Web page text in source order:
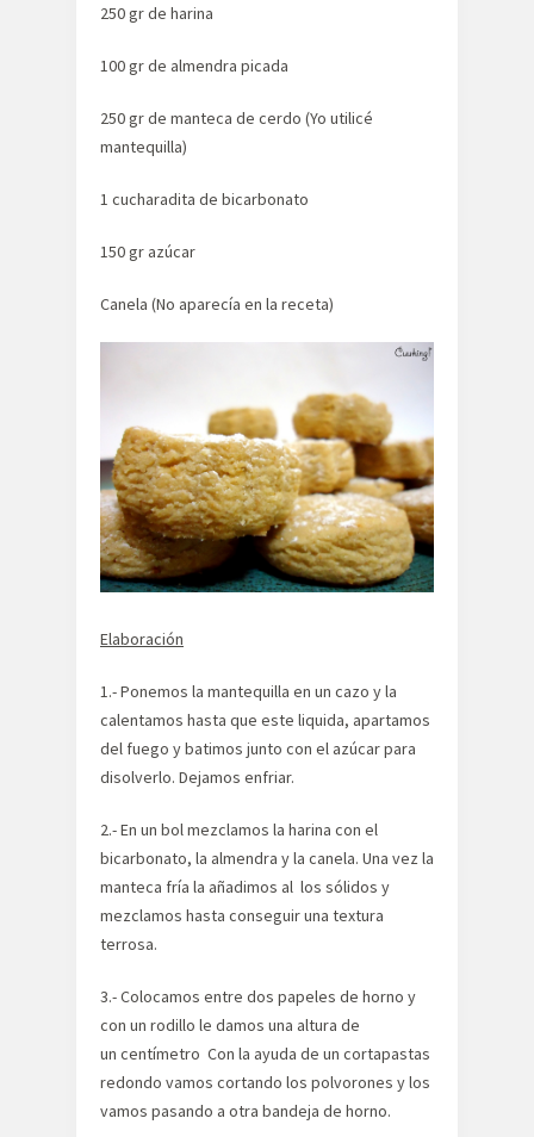
250 gr de harina
100 gr de almendra picada
250 gr de manteca de cerdo (Yo utilicé
mantequilla)
1 cucharadita de bicarbonato
150 gr azúcar
Canela (No aparecía en la receta)
Elaboración
1.- Ponemos la mantequilla en un cazo y la
calentamos hasta que este liquida, apartamos
del fuego y batimos junto con el azúcar para
disolverlo. Dejamos enfriar.
2.- En un bol mezclamos la harina con el
bicarbonato, la almendra y la canela. Una vez la
manteca fría la añadimos al los sólidos y
mezclamos hasta conseguir una textura
terrosa.
3.- Colocamos entre dos papeles de horno y
con un rodillo le damos una altura de
un centímetro Con la ayuda de un cortapastas
redondo vamos cortando los polvorones y los
vamos pasando a otra bandeja de horno.